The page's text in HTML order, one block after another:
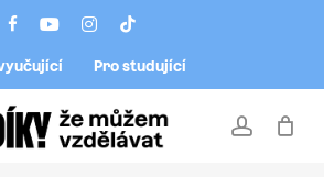
facebookyoutubeinstagram
tiktok
Pro studující
account